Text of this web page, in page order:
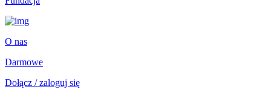
O nas
Darmowe
Dołącz / zaloguj się